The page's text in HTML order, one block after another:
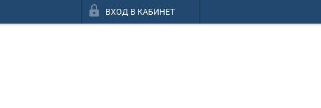
ВХОД В КАБИНЕТ